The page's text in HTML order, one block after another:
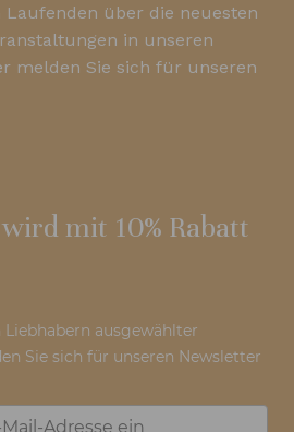
Laufenden über die neuesten
in unseren
melden Sie sich für unseren
mit 10% Rabatt
Liebhabern ausgewählter
Sie sich für unseren Newsletter